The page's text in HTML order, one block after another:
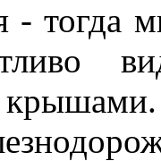
тогда